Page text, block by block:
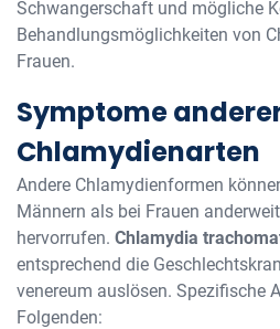
Schwangerschaft und mögliche
Behandlungsmöglichkeiten von
Frauen.
Symptome
Chlamydienarten
Andere Chlamydienformen
Männern als bei Frauen
hervorrufen. Chlamydia
entsprechend die
venereum auslösen. Spezifische
Folgenden: